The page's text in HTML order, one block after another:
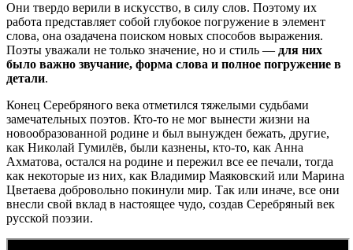
Они твердо верили в искусство, в силу слов. Поэтому их
работа представляет собой глубокое погружение в элемент
слова, она озадачена поиском новых способов выражения.
Поэты уважали не только значение, но и стиль — для них
было важно звучание, форма слова и полное погружение в
детали.
Конец Серебряного века отметился тяжелыми судьбами
замечательных поэтов. Кто-то не мог вынести жизни на
новообразованной родине и был вынужден бежать, другие,
как Николай Гумилёв, были казнены, кто-то, как Анна
Ахматова, остался на родине и пережил все ее печали, тогда
как некоторые из них, как Владимир Маяковский или Марина
Цветаева добровольно покинули мир. Так или иначе, все они
внесли свой вклад в настоящее чудо, создав Серебряный век
русской поэзии.